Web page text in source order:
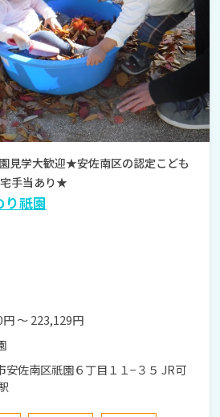
学大歓迎★安佐南区の認定こども
手当あり★
祇園
〜 223,129円
佐南区祇園６丁目１１−３５ JR可